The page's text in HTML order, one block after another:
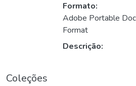
Formato:
Adobe Portable
Format
Descrição:
Coleções